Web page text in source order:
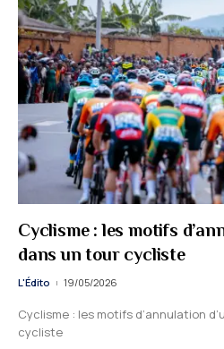
Cyclisme : les motifs
dans un tour cycliste
L'Édito 19/05/2026
Cyclisme : les motifs d’annulation
cycliste